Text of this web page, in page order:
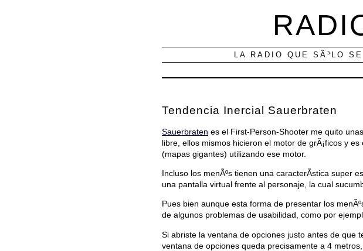
LA RADIO QUE SÃ³LO
Tendencia Inercial Sauerbraten
Sauerbraten es el First-Person-Shooter me quito
libre, ellos mismos hicieron el motor de grÃ¡ficos y
(mapas gigantes) utilizando ese motor.
Incluso los menÃºs tienen una caracterÃ­stica super
una pantalla virtual frente al personaje, la cual
Pues bien aunque esta forma de presentar los
de algunos problemas de usabilidad, como por
Si abriste la ventana de opciones justo antes de que
ventana de opciones queda precisamente a 4